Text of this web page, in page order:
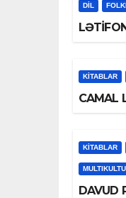
DİL
KİTABLAR
CAMAL
KİTABLAR
DAVUD